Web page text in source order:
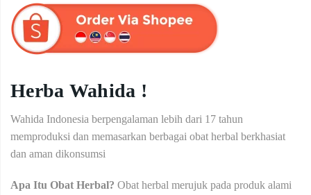
Herba Wahida !
Wahida Indonesia berpengalaman lebih dari 17 tahun
memproduksi dan memasarkan berbagai obat herbal berkhasiat
dan aman dikonsumsi
Apa Itu Obat Herbal? Obat herbal merujuk pada produk alami